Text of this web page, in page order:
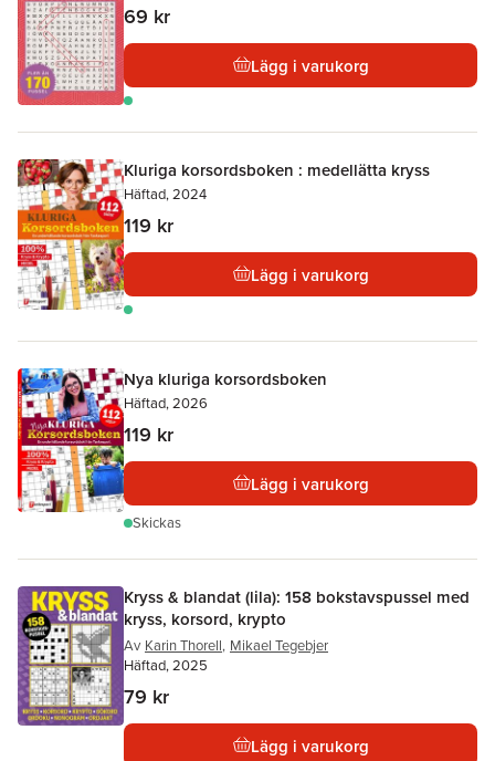
69 kr
Lägg i varukorg
Kluriga korsordsboken : medellätta kryss
Häftad, 2024
119 kr
Lägg i varukorg
Nya kluriga korsordsboken
Häftad, 2026
119 kr
Lägg i varukorg
Skickas
Kryss & blandat (lila): 158 bokstavspussel med
kryss, korsord, krypto
Av Karin Thorell, Mikael Tegebjer
Häftad, 2025
79 kr
Lägg i varukorg